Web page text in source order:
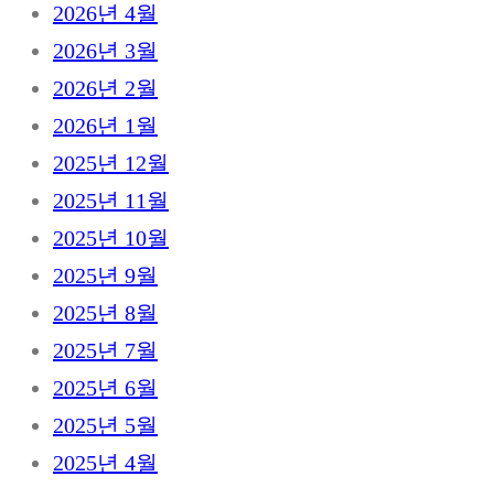
2026년 4월
2026년 3월
2026년 2월
2026년 1월
2025년 12월
2025년 11월
2025년 10월
2025년 9월
2025년 8월
2025년 7월
2025년 6월
2025년 5월
2025년 4월